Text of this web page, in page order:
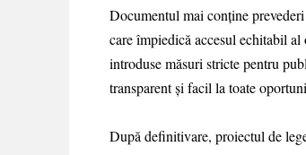
Documentul mai conține
care împiedică accesul echitabil
introduse măsuri stricte pentru
transparent şi facil la toate
După definitivare, proiectul de